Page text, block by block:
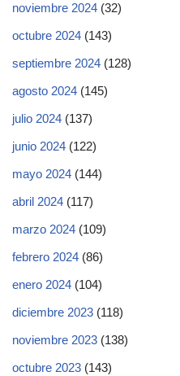
noviembre 2024 (32)
octubre 2024 (143)
septiembre 2024 (128)
agosto 2024 (145)
julio 2024 (137)
junio 2024 (122)
mayo 2024 (144)
abril 2024 (117)
marzo 2024 (109)
febrero 2024 (86)
enero 2024 (104)
diciembre 2023 (118)
noviembre 2023 (138)
octubre 2023 (143)